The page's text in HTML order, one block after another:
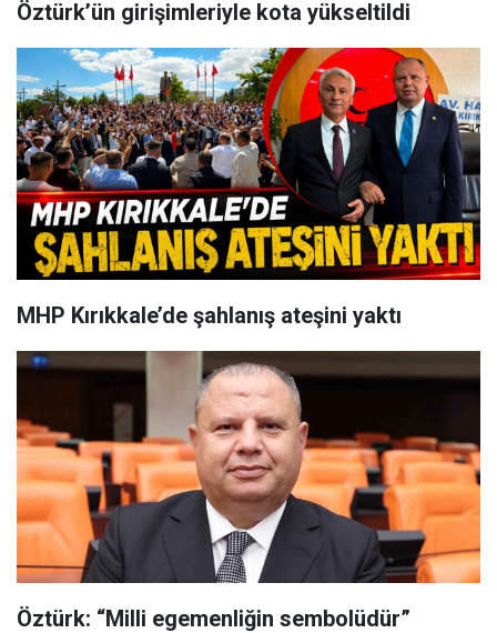
Öztürk’ün girişimleriyle kota yükseltildi
MHP Kırıkkale’de şahlanış ateşini yaktı
Öztürk: “Milli egemenliğin sembolüdür”